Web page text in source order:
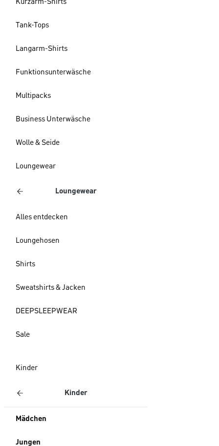
Kurzarm-Shirts
Tank-Tops
Langarm-Shirts
Funktionsunterwäsche
Multipacks
Business Unterwäsche
Wolle & Seide
Loungewear
Loungewear
Alles entdecken
Loungehosen
Shirts
Sweatshirts & Jacken
DEEPSLEEPWEAR
Sale
Kinder
Kinder
Mädchen
Jungen